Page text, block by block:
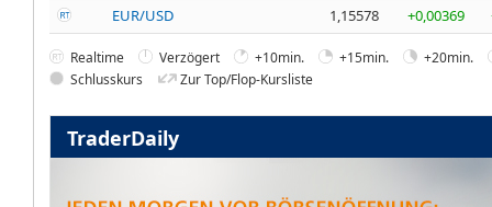
EUR/USD
1,15578 +0,00369
Realtime Verzögert +10min. +15min.
+20min.
Schlusskurs
Zur Top/Flop-Kursliste
TraderDaily